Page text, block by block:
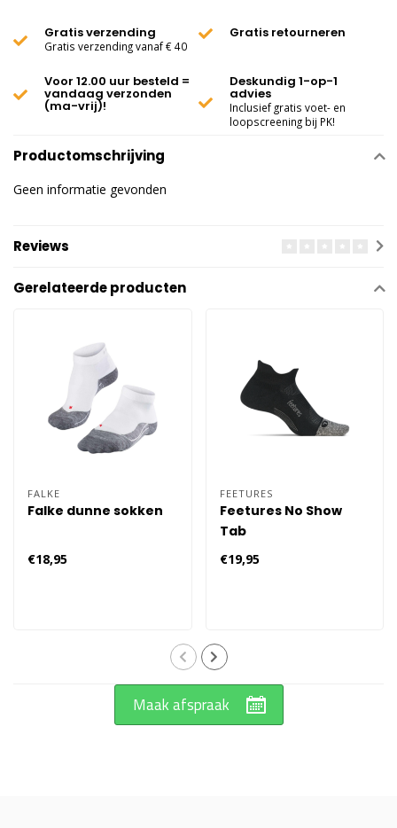
Gratis verzending
Gratis verzending vanaf € 40
Gratis retourneren
Voor 12.00 uur besteld =
vandaag verzonden
(ma-vrij)!
Deskundig 1-op-1
advies
Inclusief gratis voet- en
loopscreening bij PK!
Productomschrijving
Geen informatie gevonden
Reviews
Gerelateerde producten
FALKE
Falke dunne sokken
€18,95
FEETURES
Feetures No Show
Tab
€19,95
Maak afspraak